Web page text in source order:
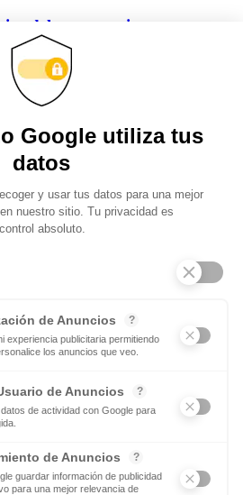
del entrenamiento
piensan que el personal trainer es una
producto de las modas y cuyos
y manténgase
a nuestro boletín
Física
las lavanderías de